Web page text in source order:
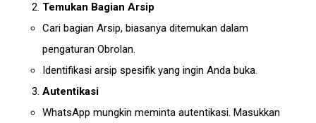
Temukan Bagian Arsip
Cari bagian Arsip, biasanya ditemukan dalam
pengaturan Obrolan.
Identifikasi arsip spesifik yang ingin Anda buka.
Autentikasi
WhatsApp mungkin meminta autentikasi. Masukkan